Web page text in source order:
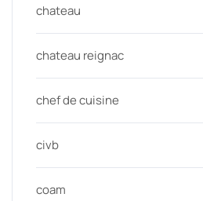
chateau
chateau reignac
chef de cuisine
civb
coam